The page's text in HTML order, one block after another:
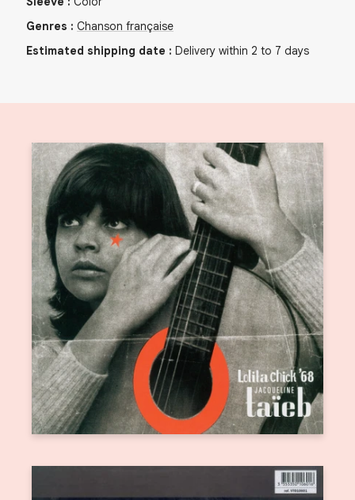
Genres : Chanson française
Estimated shipping date : Delivery within 2 to 7 days